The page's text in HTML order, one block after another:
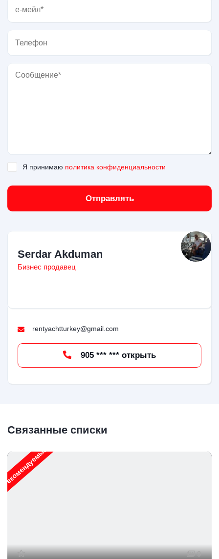
Я принимаю политика конфиденциальности
Отправлять
Serdar Akduman
Бизнес продавец
rentyachtturkey@gmail.com
905 *** *** открыть
Связанные списки
Рекомендуемые
9